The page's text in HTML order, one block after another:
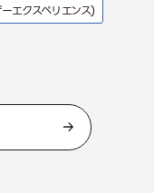
エクスペリエンス)